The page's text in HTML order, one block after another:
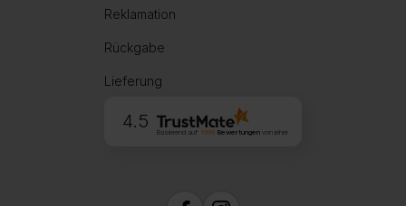
Reklamation
Rückgabe
Lieferung
4.5
Basierend auf 1999Bewertungen von jeher